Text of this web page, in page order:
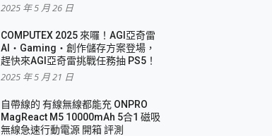
2025 年 5 月 26 日
COMPUTEX 2025 來囉！AGI亞奇雷
AI・Gaming・創作儲存方案登場，
趕快來AGI亞奇雷挑戰任務抽 PS5！
2025 年 5 月 21 日
自帶線的 有線無線都能充 ONPRO
MagReact M5 10000mAh 5合1 磁吸
無線急速行動電源 開箱 評測